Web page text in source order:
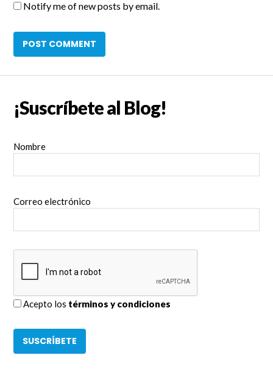
Notify me of new posts by email.
¡Suscríbete al Blog!
Nombre
Correo electrónico
Acepto los términos y condiciones